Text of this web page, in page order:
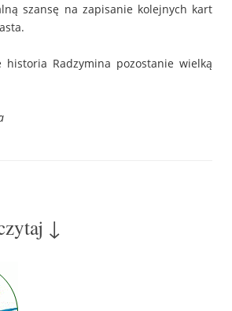
szansę na zapisanie kolejnych kart
historia Radzymina pozostanie wielką
↓